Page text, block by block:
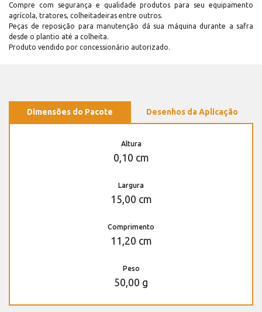
Compre com segurança e qualidade produtos para seu equipamento
agrícola, tratores, colheitadeiras entre outros.
Peças de reposição para manutenção dá sua máquina durante a safra
desde o plantio até a colheita.
Produto vendido por concessionário autorizado.
Dimensões do Pacote Desenhos da Aplicação
Altura
0,10 cm
Largura
15,00 cm
Comprimento
11,20 cm
Peso
50,00 g